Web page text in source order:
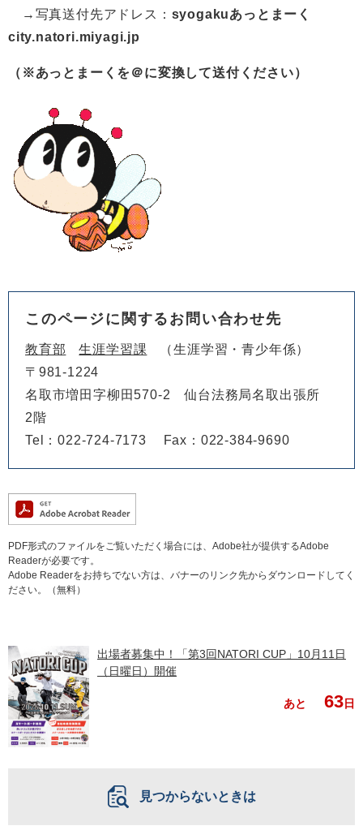
→写真送付先アドレス： syogakuあっとまーく
city.natori.miyagi.jp
（※あっとまーくを＠に変換して送付ください）
このページに関するお問い合わせ先
教育部 生涯学習課
生涯学習・青少年係
〒981-1224
名取市増田字柳田570-2 仙台法務局名取出張所
2階
Tel：022-724-7173
Fax：022-384-9690
PDF形式のファイルをご覧いただく場合には、Adobe社が提供するAdobe
Readerが必要です。
Adobe Readerをお持ちでない方は、バナーのリンク先からダウンロードしてく
ださい。（無料）
出場者募集中！「第3回NATORI CUP」10月11日
（日曜日）開催
あと 63日
見つからないときは